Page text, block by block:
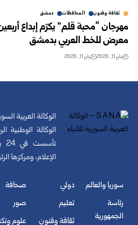
ثقافة وفنون المحافظات دمشق
مهرجان “محبة قلم” يكرّم إبداع
معرض للخط العربي بدمشق
يناير 11, 2026 يناير 11, 2026
الوكالة العربية
الوكالة الوطنية
الإعلام، ومركزها
سوريا والعالم
رئاسة
الجمهورية
دولي
تعليم
ثقافة وفنون
صحافة
صور
علوم